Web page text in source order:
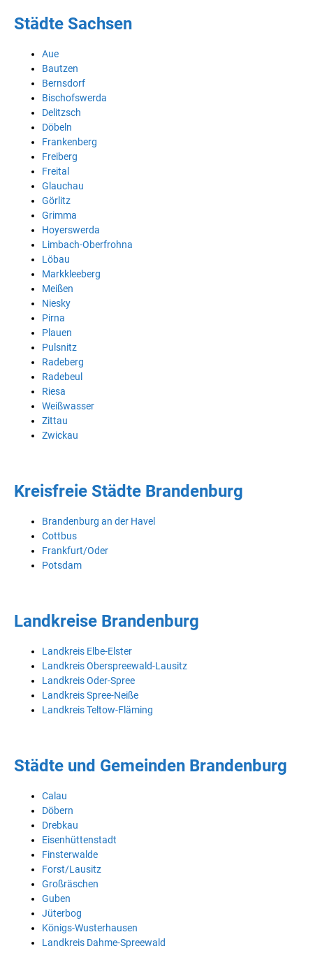
Städte Sachsen
Aue
Bautzen
Bernsdorf
Bischofswerda
Delitzsch
Döbeln
Frankenberg
Freiberg
Freital
Glauchau
Görlitz
Grimma
Hoyerswerda
Limbach-Oberfrohna
Löbau
Markkleeberg
Meißen
Niesky
Pirna
Plauen
Pulsnitz
Radeberg
Radebeul
Riesa
Weißwasser
Zittau
Zwickau
Kreisfreie Städte Brandenburg
Brandenburg an der Havel
Cottbus
Frankfurt/Oder
Potsdam
Landkreise Brandenburg
Landkreis Elbe-Elster
Landkreis Oberspreewald-Lausitz
Landkreis Oder-Spree
Landkreis Spree-Neiße
Landkreis Teltow-Fläming
Städte und Gemeinden Brandenburg
Calau
Döbern
Drebkau
Eisenhüttenstadt
Finsterwalde
Forst/Lausitz
Großräschen
Guben
Jüterbog
Königs-Wusterhausen
Landkreis Dahme-Spreewald